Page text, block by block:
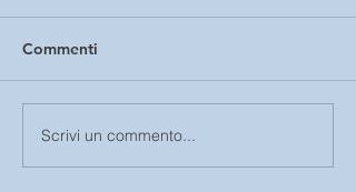
Commenti
Scrivi un commento...